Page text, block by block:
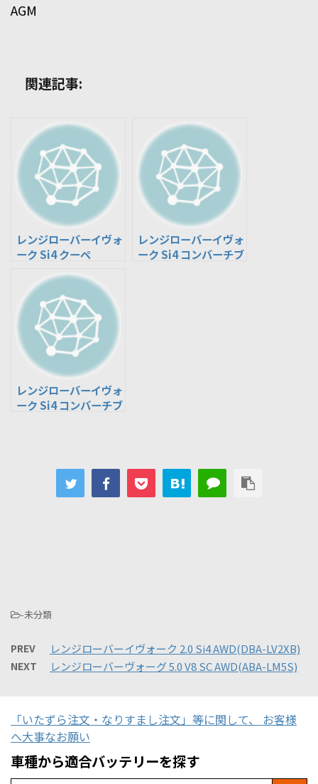
AGM
関連記事:
レンジローバーイヴォ
ーク Si4 クーペ
レンジローバーイヴォ
ーク Si4 コンバーチブ
レンジローバーイヴォ
ーク Si4 コンバーチブ
-未分類
PREV レンジローバーイヴォーク 2.0 Si4 AWD(DBA-LV2XB)
NEXT レンジローバーヴォーグ 5.0 V8 SC AWD(ABA-LM5S)
「いたずら注文・なりすまし注文」等に関して、 お客様
へ大事なお願い
車種から適合バッテリーを探す